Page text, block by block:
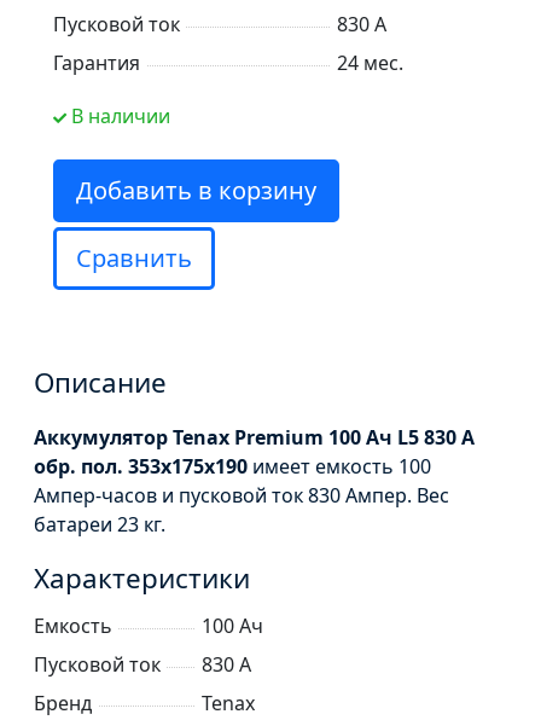
Пусковой ток
830 А
Гарантия
24 мес.
В наличии
Добавить в корзину
Сравнить
Описание
Аккумулятор Tenax Premium 100 Ач L5 830 А
обр. пол. 353x175x190 имеет емкость 100
Ампер-часов и пусковой ток 830 Ампер. Вес
батареи 23 кг.
Характеристики
Емкость
100 Ач
Пусковой ток
830 А
Бренд
Tenax